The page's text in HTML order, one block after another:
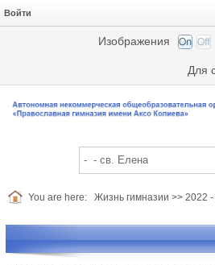
Войти
Изображения
Для
You are here: Жизнь гимназии >> 2022